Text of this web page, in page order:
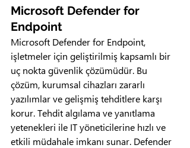
Microsoft Defender for
Endpoint
Microsoft Defender for Endpoint,
işletmeler için geliştirilmiş kapsamlı bir
uç nokta güvenlik çözümüdür. Bu
çözüm, kurumsal cihazları zararlı
yazılımlar ve gelişmiş tehditlere karşı
korur. Tehdit algılama ve yanıtlama
yetenekleri ile IT yöneticilerine hızlı ve
etkili müdahale imkanı sunar. Defender